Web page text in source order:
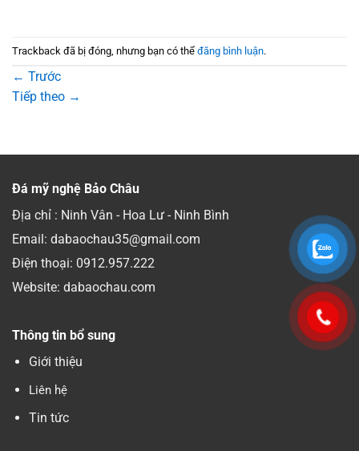
Trackback đã bị đóng, nhưng bạn có thể đăng bình luận.
← Trước
Tiếp theo →
Đá mỹ nghệ Bảo Châu
Địa chỉ : Ninh Vân - Hoa Lư - Ninh Bình
Email: dabaochau35@gmail.com
Điện thoại: 0912.957.222
Website: dabaochau.com
Thông tin bổ sung
Giới thiệu
Liên hệ
Tin tức